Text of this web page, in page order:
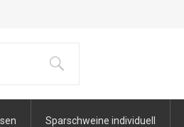
Sparschweine individuell